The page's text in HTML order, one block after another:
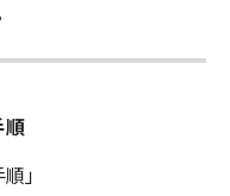
損害の可能性に
同様です。
様と第三者との
ても、一切責任
」